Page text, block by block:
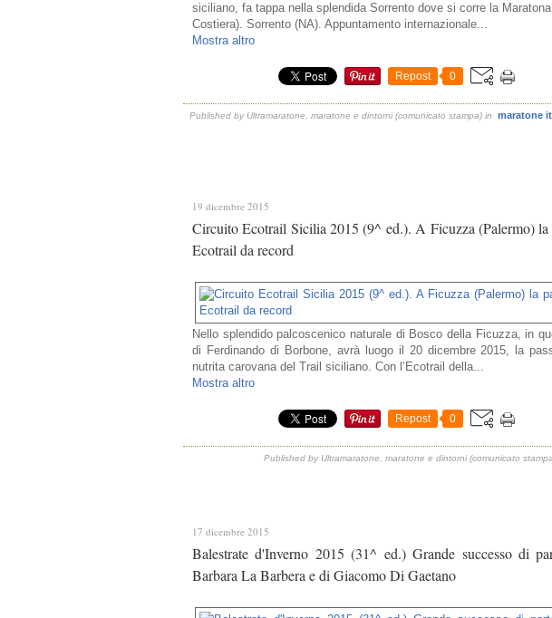
siciliano, fa tappa nella splendida Sorrento dove si corre la
Costiera). Sorrento (NA). Appuntamento internazionale...
Mostra altro
Repost 0
Published by Ultramaratone, maratone e dintorni (comunicato stampa) in maratone
19 dicembre 2015
Circuito Ecotrail Sicilia 2015 (9^ ed.). A Ficuzza (Palermo)
Ecotrail da record
Nello splendido palcoscenico naturale di Bosco della Ficuzza, in
di Ferdinando di Borbone, avrà luogo il 20 dicembre 2015, la
nutrita carovana del Trail siciliano. Con l’Ecotrail della...
Mostra altro
Repost 0
Published by Ultramaratone, maratone e dintorni (comunicato
17 dicembre 2015
Balestrate d'Inverno 2015 (31^ ed.) Grande successo di
Barbara La Barbera e di Giacomo Di Gaetano